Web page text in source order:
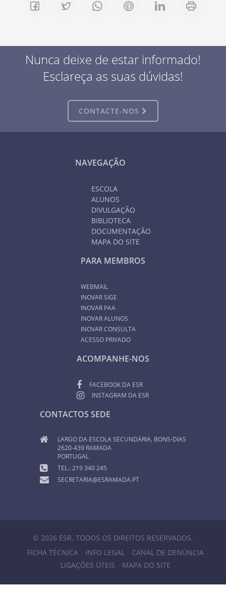
Nunca deixe de estar informado!
Esclareça as suas dúvidas!
CONTACTE-NOS
NAVEGAÇÃO
ESCOLA
ALUNOS
DIVULGAÇÃO
BIBLIOTECA
DOCUMENTAÇÃO
MAPA DO SITE
PARA MEMBROS
WEBMAIL
INOVAR SIGE
INOVAR PAA
INOVAR ALUNOS
INOVAR CONSULTA
ACESSO PRIVADO
ACOMPANHE-NOS
FACEBOOK DA ESR
INSTAGRAM DA ESR
CONTACTOS SEDE
LARGO DA ESCOLA SECUNDÁRIA, BONS-DIAS
2620-439 RAMADA
PORTUGAL
TEL.: 219 340 245
SECRETARIA@ESRAMADA.PT
© 2026 ESR. TODOS OS DIREITOS RESERVADOS.
FICHA TÉCNICA
INFO LEGAL
CANAL DE DENÚNCIA
LIGAÇÕES ÚTEIS
MAPA DO SITE